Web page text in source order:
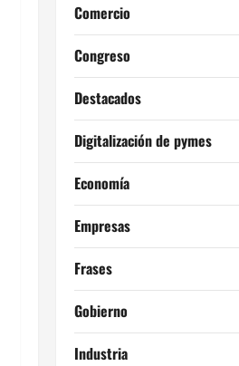
Comercio
Congreso
Destacados
Digitalización de pymes
Economía
Empresas
Frases
Gobierno
Industria